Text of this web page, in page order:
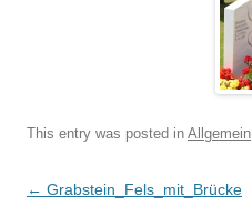
This entry was posted in Allgemein
Post navigation
← Grabstein_Fels_mit_Brücke